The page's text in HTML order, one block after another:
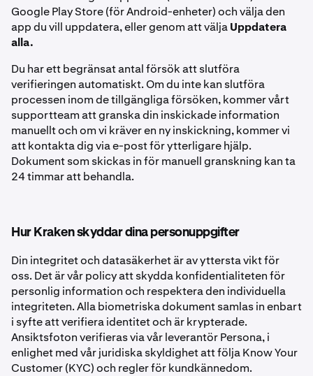
Google Play Store (för Android-enheter) och välja den
app du vill uppdatera, eller genom att väljaUppdatera
alla.
Du har ett begränsat antal försök att slutföra
verifieringen automatiskt. Om du inte kan slutföra
processen inom de tillgängliga försöken, kommer vårt
supportteam att granska din inskickade information
manuellt och om vi kräver en ny inskickning, kommer vi
att kontakta dig via e-post för ytterligare hjälp.
Dokument som skickas in för manuell granskning kan ta
24 timmar att behandla.
Hur Kraken skyddar dina personuppgifter
Din integritet och datasäkerhet är av yttersta vikt för
oss. Det är vår policy att skydda konfidentialiteten för
personlig information och respektera den individuella
integriteten. Alla biometriska dokument samlas in enbart
i syfte att verifiera identitet och är krypterade.
Ansiktsfoton verifieras via vår leverantör Persona, i
enlighet med vår juridiska skyldighet att följa Know Your
Customer (KYC) och regler för kundkännedom.